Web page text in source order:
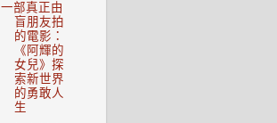
一部真正由
盲朋友拍
的電影：
《阿輝的
女兒》探
索新世界
的勇敢人
生